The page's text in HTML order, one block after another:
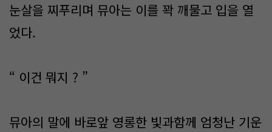
눈살을 찌푸리며 뮤아는 이를 꽉 깨물고 입을 열
었다.
“ 이건 뭐지 ? ”
뮤아의 말에 바로앞 영롱한 빛과함께 엄청난 기운